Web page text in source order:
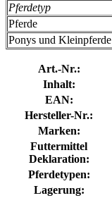
Pferdetyp
Pferde
Ponys und Kleinpferde
Art.-Nr.:
Inhalt:
EAN:
Hersteller-Nr.:
Marken:
Futtermittel
Deklaration:
Pferdetypen:
Lagerung: